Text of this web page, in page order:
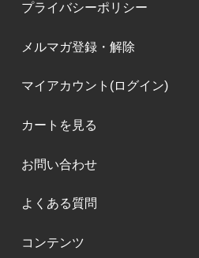
プライバシーポリシー
メルマガ登録・解除
マイアカウント(ログイン)
カートを見る
お問い合わせ
よくある質問
コンテンツ